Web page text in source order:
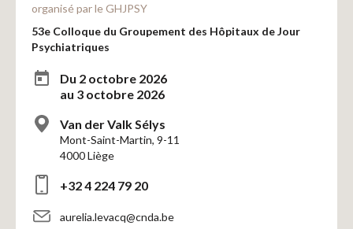
organisé par le GHJPSY
53e Colloque du Groupement des Hôpitaux de Jour
Psychiatriques
Du 2 octobre 2026
au 3 octobre 2026
Van der Valk Sélys
Mont-Saint-Martin, 9-11
4000 Liège
+32 4 224 79 20
aurelia.levacq@cnda.be